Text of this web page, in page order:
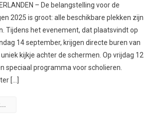
– De belangstelling voor de
2025 is groot: alle beschikbare plekken zijn
Tijdens het evenement, dat plaatsvindt op
14 september, krijgen directe buren van
kijkje achter de schermen. Op vrijdag 12
speciaal programma voor scholieren.
[…]